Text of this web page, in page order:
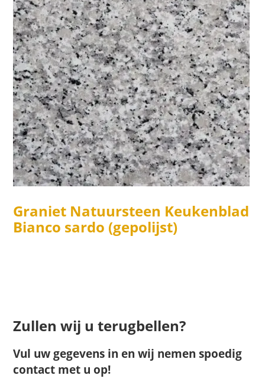
Graniet Natuursteen Keukenblad
Bianco sardo (gepolijst)
Zullen wij u terugbellen?
Vul uw gegevens in en wij nemen spoedig
contact met u op!